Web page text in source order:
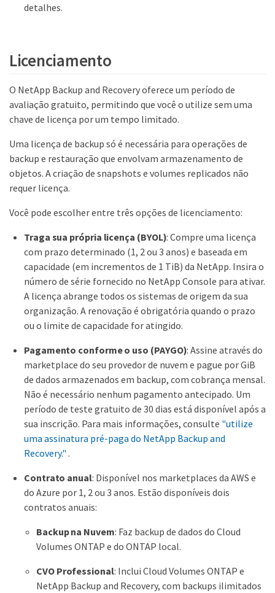
detalhes.
Licenciamento
O NetApp Backup and Recovery oferece um período de
avaliação gratuito, permitindo que você o utilize sem uma
chave de licença por um tempo limitado.
Uma licença de backup só é necessária para operações de
backup e restauração que envolvam armazenamento de
objetos. A criação de snapshots e volumes replicados não
requer licença.
Você pode escolher entre três opções de licenciamento:
Traga sua própria licença (BYOL): Compre uma licença
com prazo determinado (1, 2 ou 3 anos) e baseada em
capacidade (em incrementos de 1 TiB) da NetApp. Insira o
número de série fornecido no NetApp Console para ativar.
A licença abrange todos os sistemas de origem da sua
organização. A renovação é obrigatória quando o prazo
ou o limite de capacidade for atingido.
Pagamento conforme o uso (PAYGO): Assine através do
marketplace do seu provedor de nuvem e pague por GiB
de dados armazenados em backup, com cobrança mensal.
Não é necessário nenhum pagamento antecipado. Um
período de teste gratuito de 30 dias está disponível após a
sua inscrição. Para mais informações, consulte "utilize
uma assinatura pré-paga do NetApp Backup and
Recovery." .
Contrato anual: Disponível nos marketplaces da AWS e
do Azure por 1, 2 ou 3 anos. Estão disponíveis dois
contratos anuais:
Backup na Nuvem: Faz backup de dados do Cloud
Volumes ONTAP e do ONTAP local.
CVO Professional: Inclui Cloud Volumes ONTAP e
NetApp Backup and Recovery, com backups ilimitados